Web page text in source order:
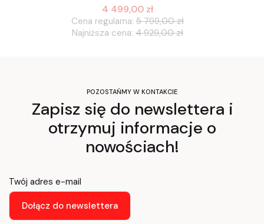
4 499,00 zł
Cena regularna: 5 799,00 zł
Najniższa cena: 4 929,00 zł
POZOSTAŃMY W KONTAKCIE
Zapisz się do newslettera i
otrzymuj informacje o
nowościach!
Twój adres e-mail
Dołącz do newslettera